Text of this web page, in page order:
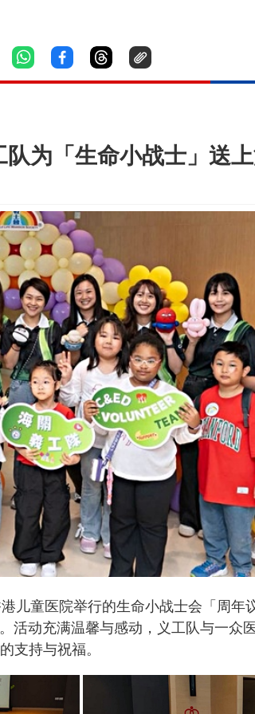
为「生命小战士」送
儿童医院举行的生命小战士会「周年
活动充满温馨与感动，义工队与一众
支持与祝福。